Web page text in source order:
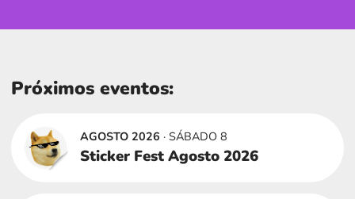
Próximos eventos:
AGOSTO 2026 · SÁBADO 8
Sticker Fest Agosto 2026